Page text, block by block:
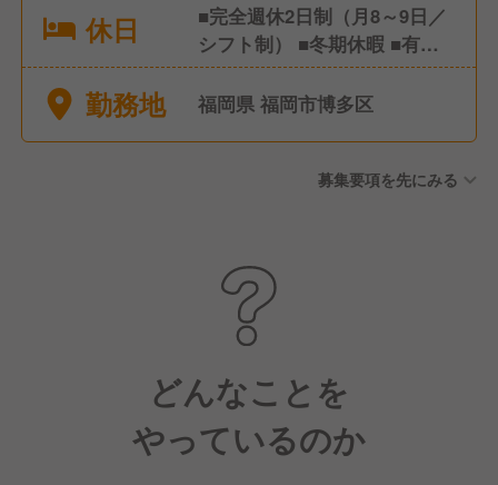
休日
■完全週休2日制（月8～9日／
シフト制） ■冬期休暇 ■有給
休暇 ■慶弔休暇 ■産前・産後
休暇、育児休暇
勤務地 福岡県 福岡市博多区
募集要項を先にみる
どんなことを
やっているのか